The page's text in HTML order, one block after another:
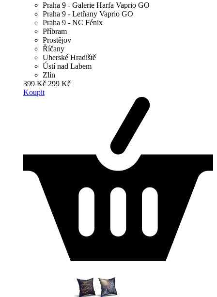
Praha 9 - Galerie Harfa Vaprio GO
Praha 9 - Letňany Vaprio GO
Praha 9 - NC Fénix
Příbram
Prostějov
Říčany
Uherské Hradiště
Ústí nad Labem
Zlín
399 Kč 299 Kč
Koupit